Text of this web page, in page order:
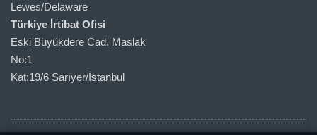
Lewes/Delaware
Türkiye İrtibat Ofisi
Eski Büyükdere Cad. Maslak
No:1
Kat:19/6 Sarıyer/İstanbul